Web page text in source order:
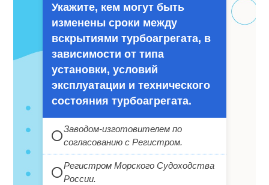
Укажите, кем могут быть
изменены сроки между
вскрытиями турбоагрегата, в
зависимости от типа
установки, условий
эксплуатации и технического
состояния турбоагрегата.
Заводом-изготовителем по
согласованию с Регистром.
Регистром Морского Судоходства
России.